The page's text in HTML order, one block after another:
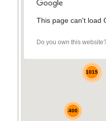
25
52
17
4
17
10
3
6
6
11
4
10
3
13
2
4
4
1015
400
This page can't load
Do you own this